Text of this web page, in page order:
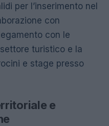
per l’inserimento nel
con
con le
turistico e la
e stage presso
e